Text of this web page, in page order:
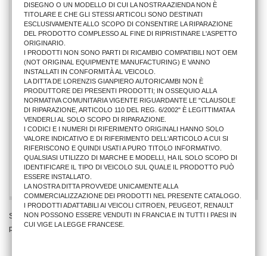
PROIETTORE SX FD FUSION 2002>2005 FAN.CH.
86,01 €
Stai Visualizzando 1 - 2 di 2
prodotti
DISEGNO O UN MODELLO DI CUI LA NOSTRA AZIENDA NON È
TITOLARE E CHE GLI STESSI ARTICOLI SONO DESTINATI
ESCLUSIVAMENTE ALLO SCOPO DI CONSENTIRE LA RIPARAZIONE
DEL PRODOTTO COMPLESSO AL FINE DI RIPRISTINARE L'ASPETTO
ORIGINARIO.
I PRODOTTI NON SONO PARTI DI RICAMBIO COMPATIBILI NOT OEM
(NOT ORIGINAL EQUIPMENTE MANUFACTURING) E VANNO
INSTALLATI IN CONFORMITÀ AL VEICOLO.
LA DITTA DE LORENZIS GIANPIERO AUTORICAMBI NON È
PRODUTTORE DEI PRESENTI PRODOTTI; IN OSSEQUIO ALLA
NORMATIVA COMUNITARIA VIGENTE RIGUARDANTE LE "CLAUSOLE
DI RIPARAZIONE, ARTICOLO 110 DEL REG. 6/2002" È LEGITTIMATA A
VENDERLI AL SOLO SCOPO DI RIPARAZIONE.
I CODICI E I NUMERI DI RIFERIMENTO ORIGINALI HANNO SOLO
VALORE INDICATIVO E DI RIFERIMENTO DELL'ARTICOLO A CUI SI
RIFERISCONO E QUINDI USATI A PURO TITOLO INFORMATIVO.
QUALSIASI UTILIZZO DI MARCHE E MODELLI, HA IL SOLO SCOPO DI
IDENTIFICARE IL TIPO DI VEICOLO SUL QUALE IL PRODOTTO PUÒ
ESSERE INSTALLATO.
LA NOSTRA DITTA PROVVEDE UNICAMENTE ALLA
COMMERCIALIZZAZIONE DEI PRODOTTI NEL PRESENTE CATALOGO.
I PRODOTTI ADATTABILI AI VEICOLI CITROEN, PEUGEOT, RENAULT
NON POSSONO ESSERE VENDUTI IN FRANCIA E IN TUTTI I PAESI IN
CUI VIGE LA LEGGE FRANCESE.